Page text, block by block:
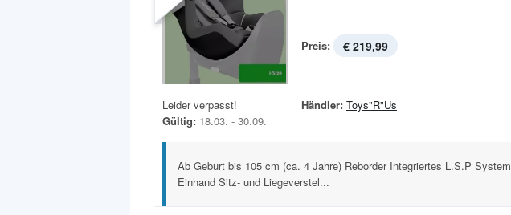
Preis: € 219,99
Leider verpasst!
Gültig: 18.03. - 30.09.
Händler: Toys"R"Us
Ab Geburt bis 105 cm (ca. 4 Jahre) Reborder Integriertes L.S.P System
Einhand Sitz- und Liegeverstel...